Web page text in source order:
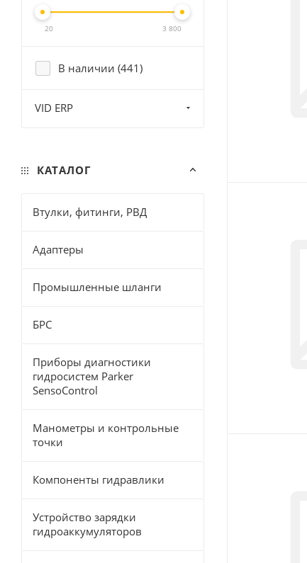
20 3 800
В наличии (441)
VID ERP
КАТАЛОГ
Втулки, фитинги, РВД
Адаптеры
Промышленные шланги
БРС
Приборы диагностики
гидросистем Parker
SensoControl
Манометры и контрольные
точки
Компоненты гидравлики
Устройство зарядки
гидроаккумуляторов